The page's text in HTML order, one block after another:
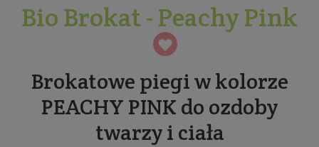
Bio Brokat - Peachy Pink
Brokatowe piegi w kolorze
PEACHY PINK do ozdoby
twarzy i ciała